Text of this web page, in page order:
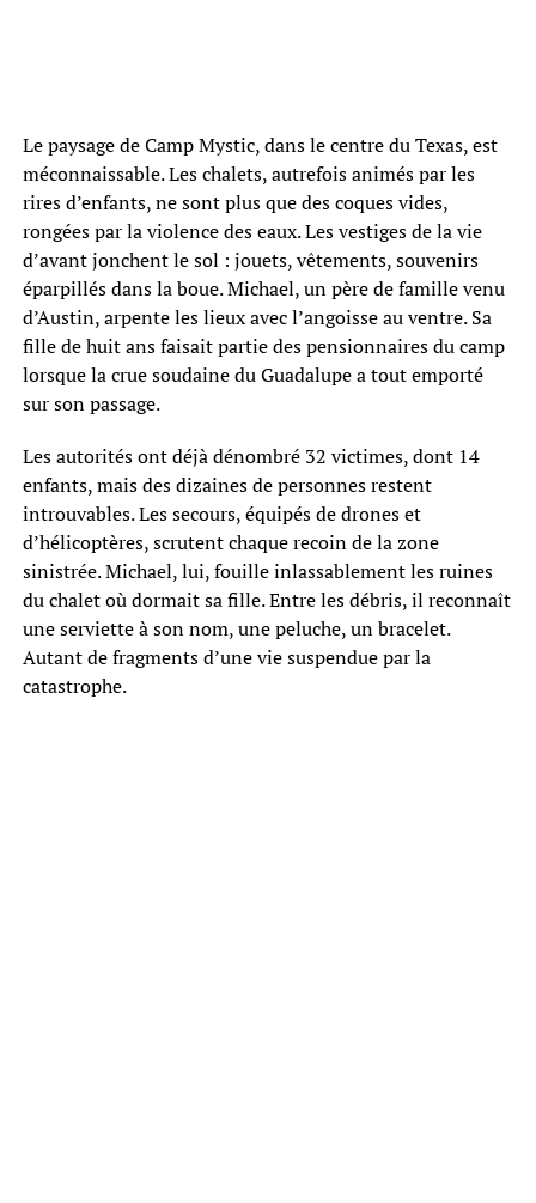
Le paysage de Camp Mystic, dans le centre du Texas, est
méconnaissable. Les chalets, autrefois animés par les
rires d’enfants, ne sont plus que des coques vides,
rongées par la violence des eaux. Les vestiges de la vie
d’avant jonchent le sol : jouets, vêtements, souvenirs
éparpillés dans la boue. Michael, un père de famille venu
d’Austin, arpente les lieux avec l’angoisse au ventre. Sa
fille de huit ans faisait partie des pensionnaires du camp
lorsque la crue soudaine du Guadalupe a tout emporté
sur son passage.
Les autorités ont déjà dénombré 32 victimes, dont 14
enfants, mais des dizaines de personnes restent
introuvables. Les secours, équipés de drones et
d’hélicoptères, scrutent chaque recoin de la zone
sinistrée. Michael, lui, fouille inlassablement les ruines
du chalet où dormait sa fille. Entre les débris, il reconnaît
une serviette à son nom, une peluche, un bracelet.
Autant de fragments d’une vie suspendue par la
catastrophe.